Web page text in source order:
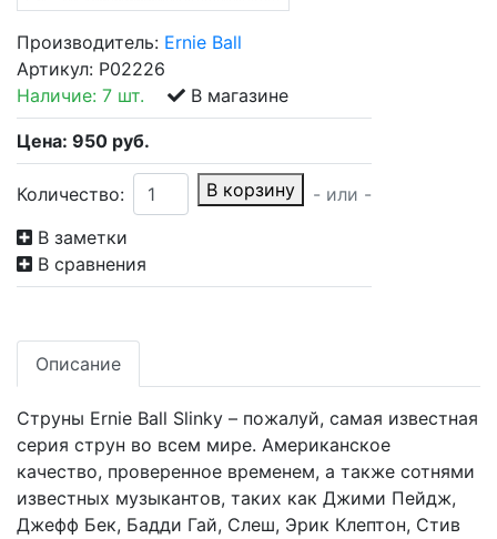
Производитель: Ernie Ball
Артикул: P02226
Наличие: 7 шт. В магазине
Цена: 950 руб.
Количество: В корзину
- или -
В заметки
В сравнения
Описание
Струны Ernie Ball Slinky – пожалуй, самая известная
серия струн во всем мире. Американское
качество, проверенное временем, а также сотнями
известных музыкантов, таких как Джими Пейдж,
Джефф Бек, Бадди Гай, Слеш, Эрик Клептон, Стив